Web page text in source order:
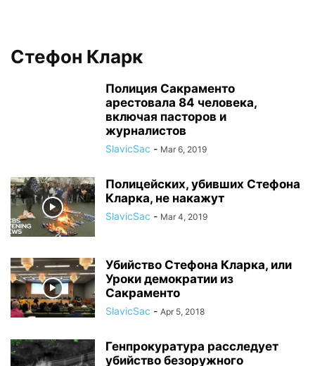
Стефон Кларк
Полиция Сакраменто
арестовала 84 человека,
включая пасторов и
журналистов
SlavicSac - Mar 6, 2019
Полицейских, убивших Стефона
Кларка, не накажут
SlavicSac - Mar 4, 2019
Убийство Стефона Кларка, или
Уроки демократии из
Сакраменто
SlavicSac - Apr 5, 2018
Генпрокуратура расследует
убийство безоружного